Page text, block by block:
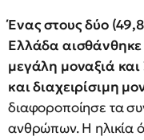
Ένας στους δύο
Ελλάδα
μεγάλη μοναξιά
και διαχειρίσιμη
διαφοροποίησε τα
ανθρώπων. Η ηλικία